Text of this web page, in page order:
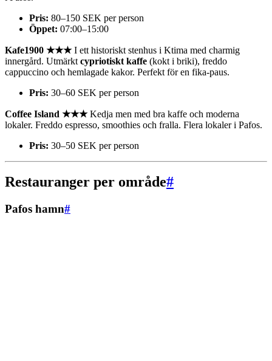
Pris: 80–150 SEK per person
Öppet: 07:00–15:00
Kafe1900 ★★★I ett historiskt stenhus i Ktima med charmig
innergård. Utmärkt cypriotiskt kaffe (kokt i briki), freddo
cappuccino och hemlagade kakor. Perfekt för en fika-paus.
Pris: 30–60 SEK per person
Coffee Island ★★★Kedja men med bra kaffe och moderna
lokaler. Freddo espresso, smoothies och fralla. Flera lokaler i Pafos.
Pris: 30–50 SEK per person
Restauranger per område#
Pafos hamn#